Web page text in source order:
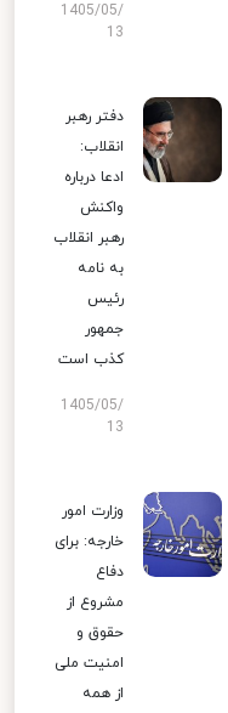
1405/05/
13
دفتر رهبر
انقلاب:
ادعا درباره
واکنش
رهبر انقلاب
به نامه
رئیس
جمهور
کذب است
1405/05/
13
وزارت امور
خارجه: برای
دفاع
مشروع از
حقوق و
امنیت ملی
از همه